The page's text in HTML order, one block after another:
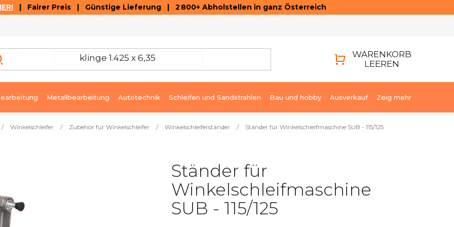
| Fairer Preis | Günstige Lieferung | 2 800+ Abholstellen in ganz Österreich
WARENKORB
LEEREN
Metallbearbeitung Autotechnik Schleifen und Sandstrahlen Bau und hobby Ausverkauf Zeig mehr
/ Winkelschleifer / Zubehör für Winkelschleifer / Winkelschleiferständer / Ständer für Winkelschleifmaschine SUB - 115/125
Ständer für
Winkelschleifmaschine
SUB - 115/125